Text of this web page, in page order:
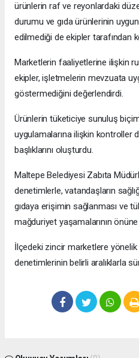
ürünlerin raf ve reyonlardaki
durumu ve gıda ürünlerinin
edilmediği de ekipler tarafından
Marketlerin faaliyetlerine ilişkin
ekipler, işletmelerin mevzuata
göstermediğini değerlendirdi.
Ürünlerin tüketiciye sunuluş
uygulamalarına ilişkin kontroller
başlıklarını oluşturdu.
Maltepe Belediyesi Zabıta
denetimlerle, vatandaşların
gıdaya erişimin sağlanması ve
mağduriyet yaşamalarının
İlçedeki zincir marketlere yönelik
denetimlerinin belirli aralıklarla